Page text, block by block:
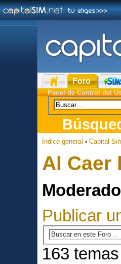
Foro
Panel de Control del
Índice general ‹ Capital
Al Caer
Publicar
163 temas